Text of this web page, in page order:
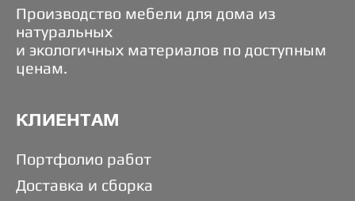
Производство мебели для дома из
натуральных
и экологичных материалов по доступным
ценам.
КЛИЕНТАМ
Портфолио работ
Доставка и сборка